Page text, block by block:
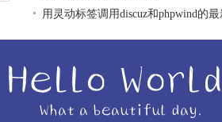
用灵动标签调用discuz和phpwind的